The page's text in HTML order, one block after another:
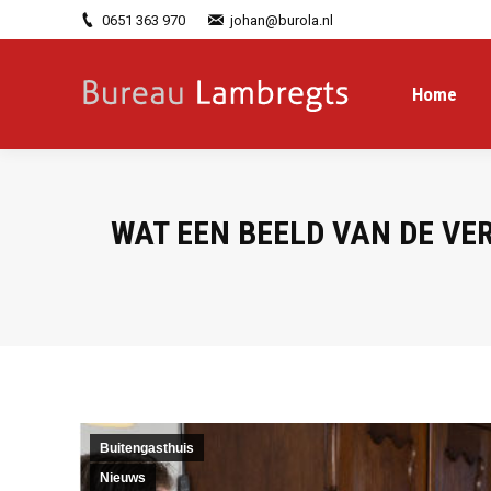
0651 363 970 johan@burola.nl
Home
WAT EEN BEELD VAN DE
Buitengasthuis
Nieuws